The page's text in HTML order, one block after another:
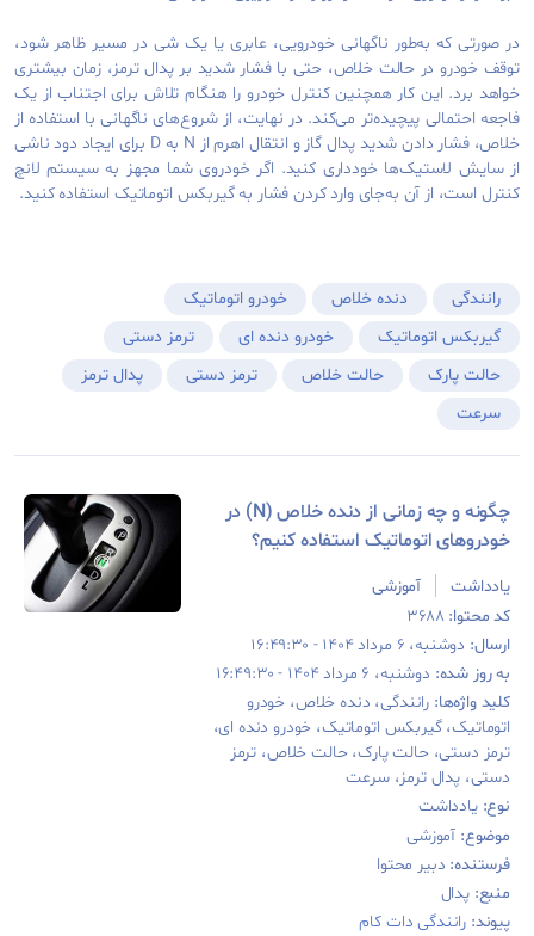
در صورتی که به‌طور ناگهانی خودرویی، عابری یا یک شی در مسیر ظاهر شود،
توقف خودرو در حالت خلاص، حتی با فشار شدید بر پدال ترمز، زمان بیشتری
خواهد برد. این کار همچنین کنترل خودرو را هنگام تلاش برای اجتناب از یک
فاجعه احتمالی پیچیده‌تر می‌کند. در نهایت، از شروع‌های ناگهانی با استفاده از
خلاص، فشار دادن شدید پدال گاز و انتقال اهرم از N به D برای ایجاد دود ناشی
از سایش لاستیک‌ها خودداری کنید. اگر خودروی شما مجهز به سیستم لانچ
کنترل است، از آن به‌جای وارد کردن فشار به گیربکس اتوماتیک استفاده کنید.
رانندگی دنده خلاص
خودرو اتوماتیک
گیربکس اتوماتیک
خودرو دنده ای
ترمز دستی
حالت پارک
حالت خلاص ترمز دستی
پدال ترمز
سرعت
چگونه و چه زمانی از دنده خلاص (N) در
خودروهای اتوماتیک استفاده کنیم؟
یادداشت
آموزشی
کد محتوا:۳۶۸۸
ارسال: دوشنبه، ۶ مرداد ۱۴۰۴ - ۱۶:۴۹:۳۰
به روز شده: دوشنبه، ۶ مرداد ۱۴۰۴ - ۱۶:۴۹:۳۰
کلید واژه‌‌ها: رانندگی، دنده خلاص، خودرو
اتوماتیک، گیربکس اتوماتیک، خودرو دنده ای،
ترمز دستی، حالت پارک، حالت خلاص، ترمز
دستی، پدال ترمز، سرعت
نوع:یادداشت
موضوع: آموزشی
فرستنده: دبیر محتوا
منبع:پدال
پیوند: رانندگی دات کام